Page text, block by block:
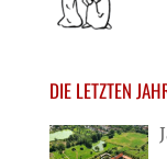
DIE LETZTEN